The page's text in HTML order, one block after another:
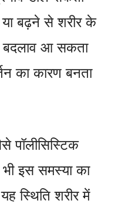
बढ़ने से शरीर के
बदलाव आ सकता
का कारण बनता
पॉलीसिस्टिक
इस समस्या का
स्थिति शरीर में